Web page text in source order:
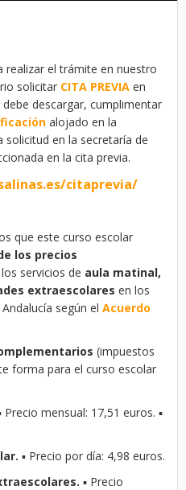
realizar el trámite en nuestro
solicitar CITA PREVIA en
descargar, cumplimentar
alojado en la
solicitud en la secretaría de
en la cita previa.
citaprevia/
que este curso escolar
los precios
servicios de aula matinal,
extraescolares en los
según el Acuerdo
(impuestos
forma para el curso escolar
Precio mensual: 17,51 euros. ▪
▪ Precio por día: 4,98 euros.
▪ Precio